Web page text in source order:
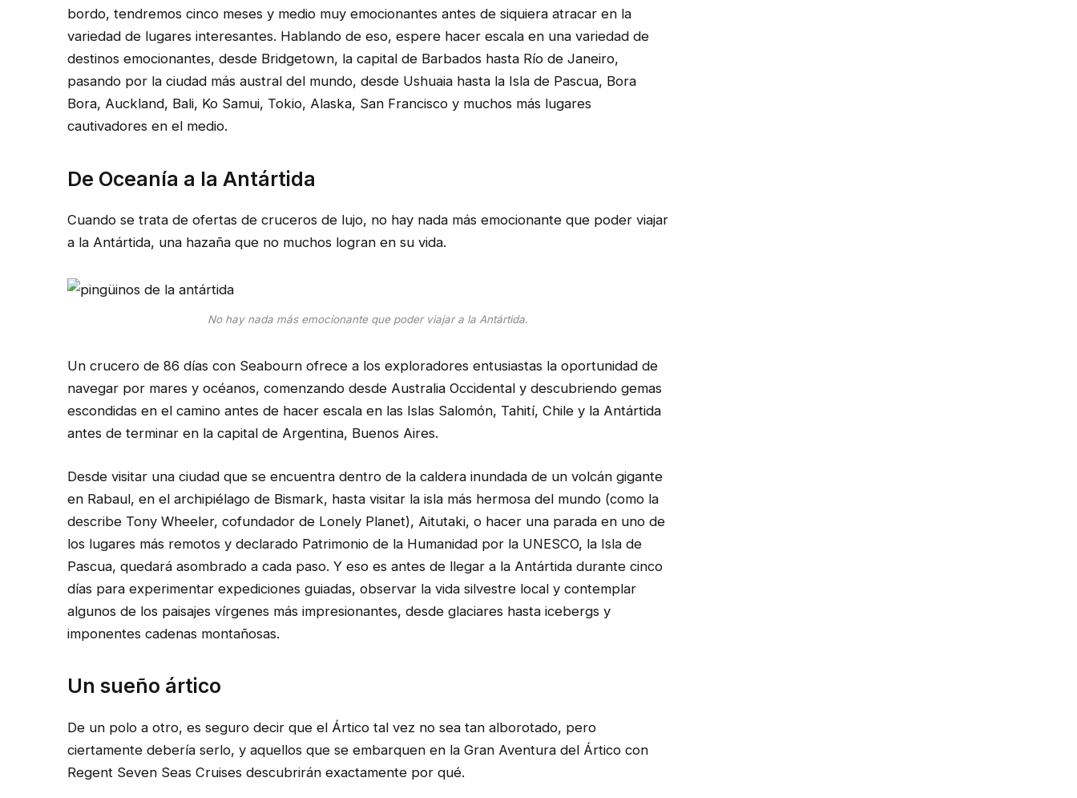
bordo, tendremos cinco meses y medio muy emocionantes antes de siquiera atracar en la
variedad de lugares interesantes. Hablando de eso, espere hacer escala en una variedad de
destinos emocionantes, desde Bridgetown, la capital de Barbados hasta Río de Janeiro,
pasando por la ciudad más austral del mundo, desde Ushuaia hasta la Isla de Pascua, Bora
Bora, Auckland, Bali, Ko Samui, Tokio, Alaska, San Francisco y muchos más lugares
cautivadores en el medio.
De Oceanía a la Antártida
Cuando se trata de ofertas de cruceros de lujo, no hay nada más emocionante que poder viajar
a la Antártida, una hazaña que no muchos logran en su vida.
No hay nada más emocionante que poder viajar a la Antártida.
Un crucero de 86 días con Seabourn ofrece a los exploradores entusiastas la oportunidad de
navegar por mares y océanos, comenzando desde Australia Occidental y descubriendo gemas
escondidas en el camino antes de hacer escala en las Islas Salomón, Tahití, Chile y la Antártida
antes de terminar en la capital de Argentina, Buenos Aires.
Desde visitar una ciudad que se encuentra dentro de la caldera inundada de un volcán gigante
en Rabaul, en el archipiélago de Bismark, hasta visitar la isla más hermosa del mundo (como la
describe Tony Wheeler, cofundador de Lonely Planet), Aitutaki, o hacer una parada en uno de
los lugares más remotos y declarado Patrimonio de la Humanidad por la UNESCO, la Isla de
Pascua, quedará asombrado a cada paso. Y eso es antes de llegar a la Antártida durante cinco
días para experimentar expediciones guiadas, observar la vida silvestre local y contemplar
algunos de los paisajes vírgenes más impresionantes, desde glaciares hasta icebergs y
imponentes cadenas montañosas.
Un sueño ártico
De un polo a otro, es seguro decir que el Ártico tal vez no sea tan alborotado, pero
ciertamente debería serlo, y aquellos que se embarquen en la Gran Aventura del Ártico con
Regent Seven Seas Cruises descubrirán exactamente por qué.